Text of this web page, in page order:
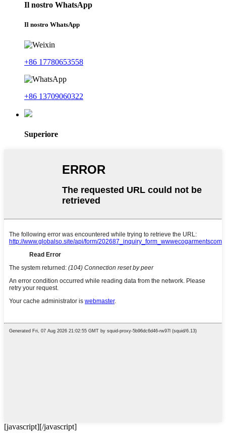
Il nostro WhatsApp
Il nostro WhatsApp
+86 17780653558
+86 13709060322
Superiore
[javascript][/javascript]